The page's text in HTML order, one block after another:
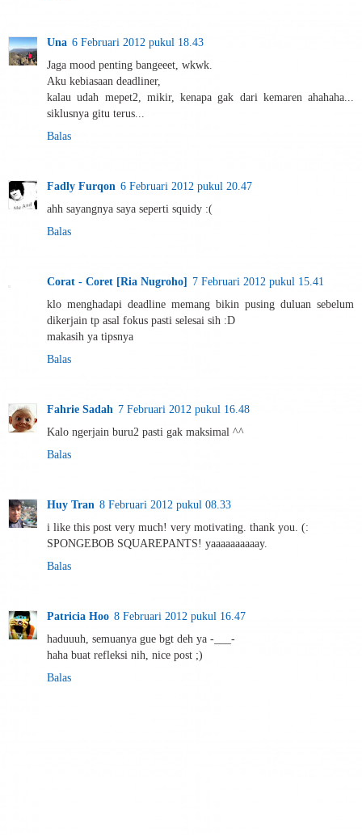
Una 6 Februari 2012 pukul 18.43
Jaga mood penting bangeeet, wkwk.
Aku kebiasaan deadliner,
kalau udah mepet2, mikir, kenapa gak dari kemaren ahahaha...
siklusnya gitu terus...
Balas
Fadly Furqon 6 Februari 2012 pukul 20.47
ahh sayangnya saya seperti squidy :(
Balas
Corat - Coret [Ria Nugroho] 7 Februari 2012 pukul 15.41
klo menghadapi deadline memang bikin pusing duluan sebelum
dikerjain tp asal fokus pasti selesai sih :D
makasih ya tipsnya
Balas
Fahrie Sadah 7 Februari 2012 pukul 16.48
Kalo ngerjain buru2 pasti gak maksimal ^^
Balas
Huy Tran 8 Februari 2012 pukul 08.33
i like this post very much! very motivating. thank you. (:
SPONGEBOB SQUAREPANTS! yaaaaaaaaaay.
Balas
Patricia Hoo 8 Februari 2012 pukul 16.47
haduuuh, semuanya gue bgt deh ya -___-
haha buat refleksi nih, nice post ;)
Balas